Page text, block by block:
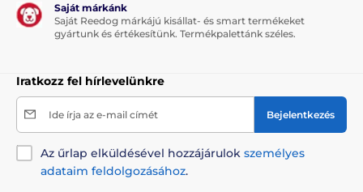
Saját márkánk
Saját Reedog márkájú kisállat- és smart termékeket
gyártunk és értékesítünk. Termékpalettánk széles.
Iratkozz fel hírlevelünkre
Ide írja az e-mail címét Bejelentkezés
Az űrlap elküldésével hozzájárulok személyes
adataim feldolgozásához.